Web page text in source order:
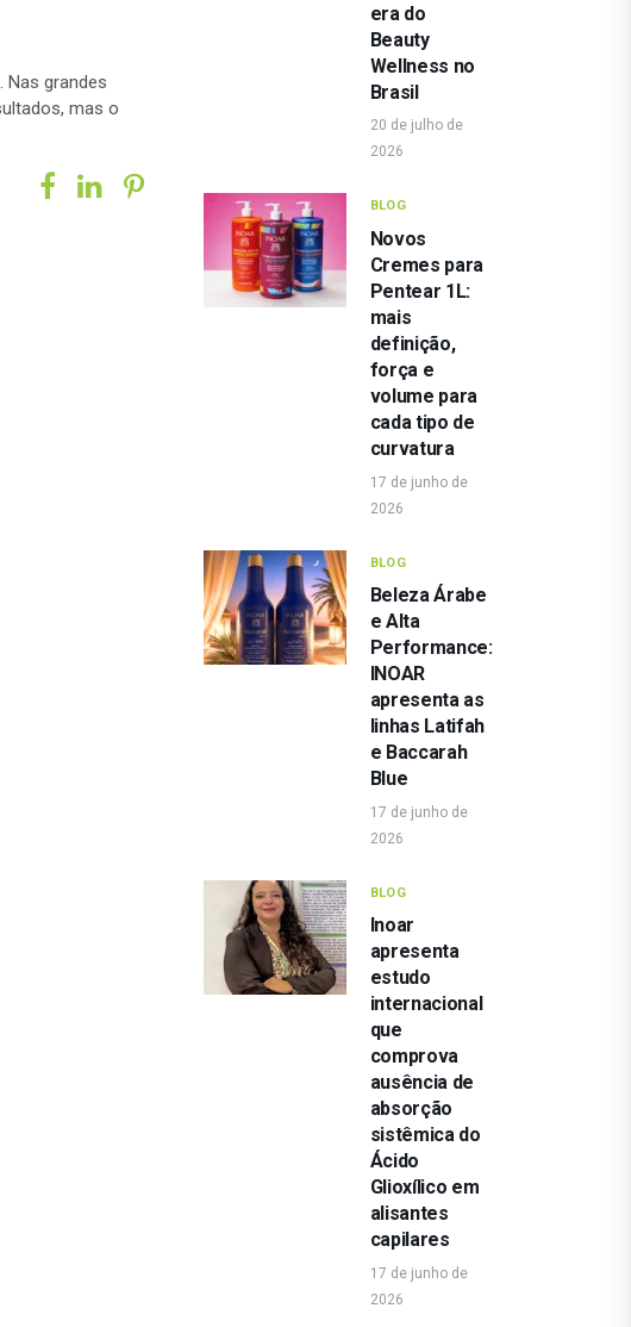
Nas grandes
mas o
era do
Beauty
Wellness no
Brasil
20 de julho de
2026
BLOG
Novos
Cremes para
Pentear 1L:
mais
definição,
força e
volume para
cada tipo de
curvatura
17 de junho de
2026
BLOG
Beleza Árabe
e Alta
Performance:
INOAR
apresenta as
linhas Latifah
e Baccarah
Blue
17 de junho de
2026
BLOG
Inoar
apresenta
estudo
internacional
que
comprova
ausência de
absorção
sistêmica do
Ácido
Glioxílico em
alisantes
capilares
17 de junho de
2026